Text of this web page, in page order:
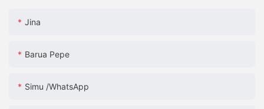
Jina
Barua Pepe
Simu /WhatsApp